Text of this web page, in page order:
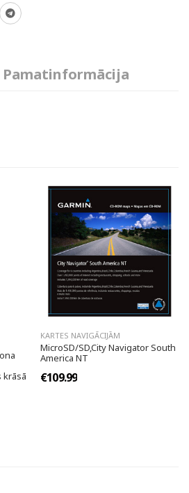
Pamatinformācija
krāsā
KARTES NAVIGĀCIJĀM
MicroSD/SD,City Navigator South
America NT
€109.99